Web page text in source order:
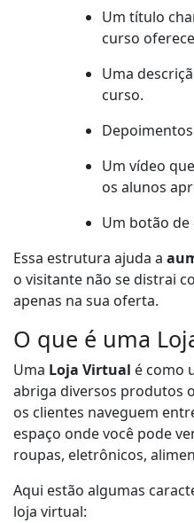
Um título
curso
Uma
curso.
Um vídeo
os alunos
Um botão
Essa estrutura ajuda a
o visitante não se distrai
apenas na sua oferta.
O que é uma
Uma Loja Virtual é como
abriga diversos produtos
os clientes naveguem
espaço onde você pode
roupas, eletrônicos,
Aqui estão algumas
loja virtual: